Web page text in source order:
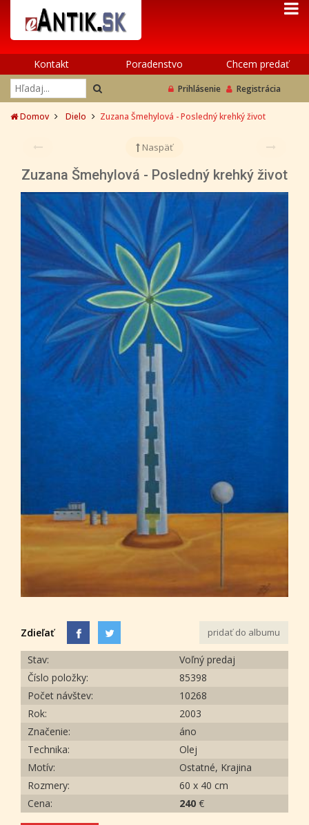
Kontakt Poradenstvo Chcem predať
Prihlásenie Registrácia
Domov Dielo Zuzana Šmehylová - Posledný krehký život
Naspäť
Zuzana Šmehylová - Posledný krehký život
Zdieľať pridať do albumu
Stav:
Voľný predaj
Číslo položky:
85398
Počet návštev:
10268
Rok:
2003
Značenie:
áno
Technika:
Olej
Motív:
Ostatné, Krajina
Rozmery:
60 x 40 cm
Cena:
240 €